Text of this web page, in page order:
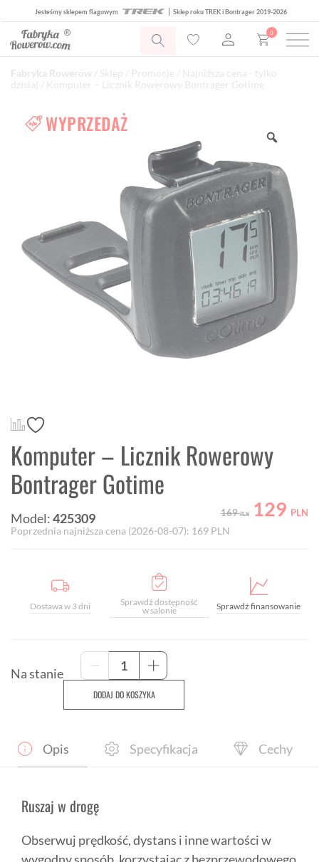
Jesteśmy sklepem flagowym Sklep roku TREK i Bontrager 2019-2026
0
Fabryka Rowerów Sklep Promocje
Najniższa cena - tylko
dzisiaj
/ Komputer – Licznik Rowerowy Bontrager Gotime
WYPRZEDAŻ
Komputer – Licznik Rowerowy
Bontrager Gotime
Model:425309 169PLN 129 PLN
Poprzednia najniższa cena (2026-08-07): 169 PLN
Dostawa w 3 dni
Sprawdź dostępność
w salonie
Sprawdź finansowanie
Na stanie -
ilość
Komputer
Licznik
Rowerowy
Gotime
+
DODAJ DO KOSZYKA
Opis Specyfikacja Cechy
Ruszaj w drogę
Obserwuj prędkość, dystans i inne wartości w